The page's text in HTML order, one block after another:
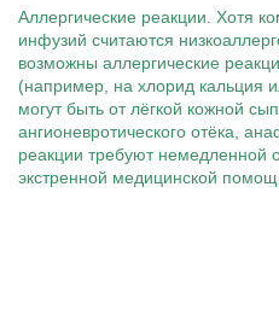
Аллергические реакции. Хотя
инфузий считаются
возможны аллергические
(например, на хлорид кальция
могут быть от лёгкой кожной
ангионевротического отёка,
реакции требуют немедленной
экстренной медицинской